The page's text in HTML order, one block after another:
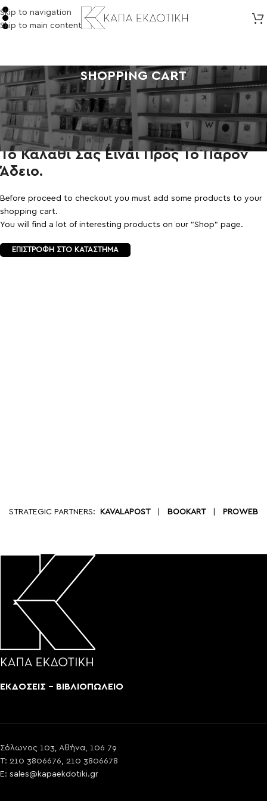
Skip to navigation
Skip to main content
SHOPPING CART
Το Καλάθι Σας Είναι Προς Το Παρόν
Άδειο.
Before proceed to checkout you must add some products to your
shopping cart.
You will find a lot of interesting products on our "Shop" page.
ΕΠΙΣΤΡΟΦΉ ΣΤΟ ΚΑΤΆΣΤΗΜΑ
STRATEGIC PARTNERS: KAVALAPOST| BOOKART| PROWEB
ΕΚΔΟΣΕΙΣ - ΒΙΒΛΙΟΠΩΛΕΙΟ
Σόλωνος 103, Αθήνα, 106 79
T: 210 3806676, 210 3806678
E: sales@kapaekdotiki.gr